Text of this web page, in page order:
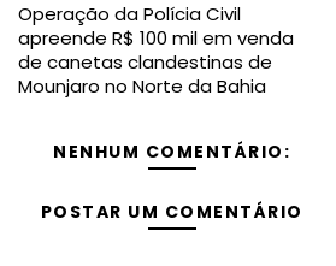
Operação da Polícia Civil
apreende R$ 100 mil em venda
de canetas clandestinas de
Mounjaro no Norte da Bahia
NENHUM COMENTÁRIO:
POSTAR UM COMENTÁRIO